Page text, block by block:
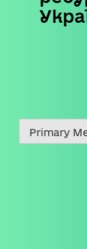
Primary